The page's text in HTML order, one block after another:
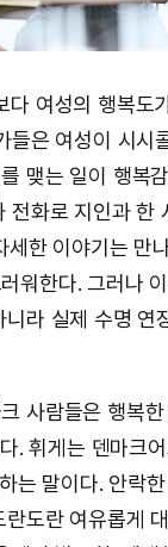
다 여성의 행복도
들은 여성이 시시
맺는 일이 행복
전화로 지인과 한
세한 이야기는 만
워한다. 그러나
라 실제 수명 연
사람들은 행복
. 휘게는 덴마크
는 말이다. 안락
도란 여유롭게